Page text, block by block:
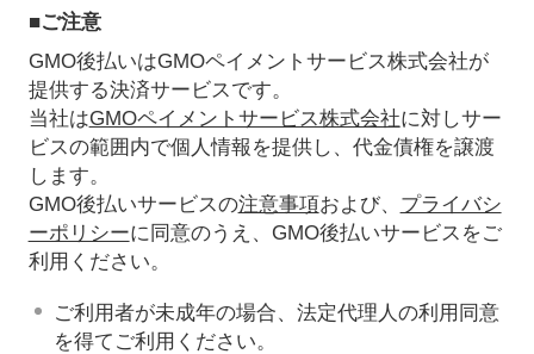
■ご注意
GMO後払いはGMOペイメントサービス株式会社が
提供する決済サービスです。
当社はGMOペイメントサービス株式会社に対しサー
ビスの範囲内で個人情報を提供し、代金債権を譲渡
します。
GMO後払いサービスの注意事項および、 プライバシ
ーポリシーに同意のうえ、GMO後払いサービスをご
利用ください。
ご利用者が未成年の場合、法定代理人の利用同意
を得てご利用ください。